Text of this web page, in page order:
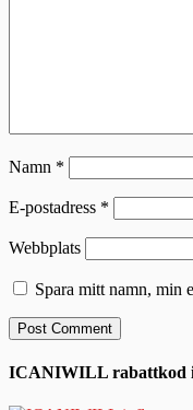
Namn *
E-postadress *
Webbplats
Spara mitt namn, min
ICANIWILL rabattkod